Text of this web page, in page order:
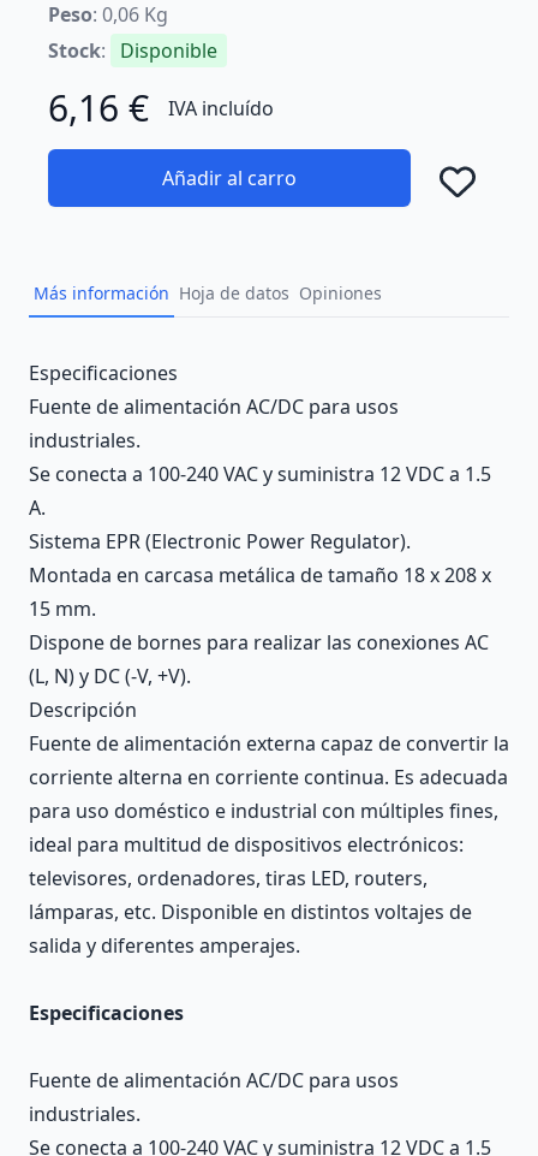
Peso: 0,06 Kg
Stock: Disponible
6,16 € IVA incluído
Añadir al carro
Más información Hoja de datos Opiniones
Description
Especificaciones
Fuente de alimentación AC/DC para usos
industriales.
Se conecta a 100-240 VAC y suministra 12 VDC a 1.5
A.
Sistema EPR (Electronic Power Regulator).
Montada en carcasa metálica de tamaño 18 x 208 x
15 mm.
Dispone de bornes para realizar las conexiones AC
(L, N) y DC (-V, +V).
Descripción
Fuente de alimentación externa capaz de convertir la
corriente alterna en corriente continua. Es adecuada
para uso doméstico e industrial con múltiples fines,
ideal para multitud de dispositivos electrónicos:
televisores, ordenadores, tiras LED, routers,
lámparas, etc. Disponible en distintos voltajes de
salida y diferentes amperajes.
Especificaciones
Fuente de alimentación AC/DC para usos
industriales.
Se conecta a 100-240 VAC y suministra 12 VDC a 1.5